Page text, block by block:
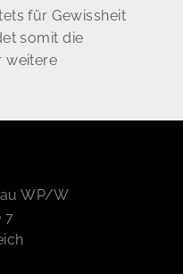
für Gewissheit
somit die
weitere
WP/W
7